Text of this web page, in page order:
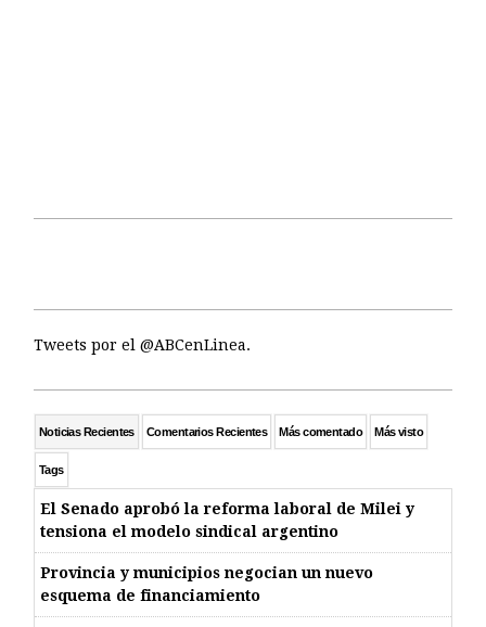
Tweets por el @ABCenLinea.
Noticias Recientes Comentarios Recientes Más comentado Más visto
Tags
El Senado aprobó la reforma laboral de Milei y
tensiona el modelo sindical argentino
Provincia y municipios negocian un nuevo
esquema de financiamiento